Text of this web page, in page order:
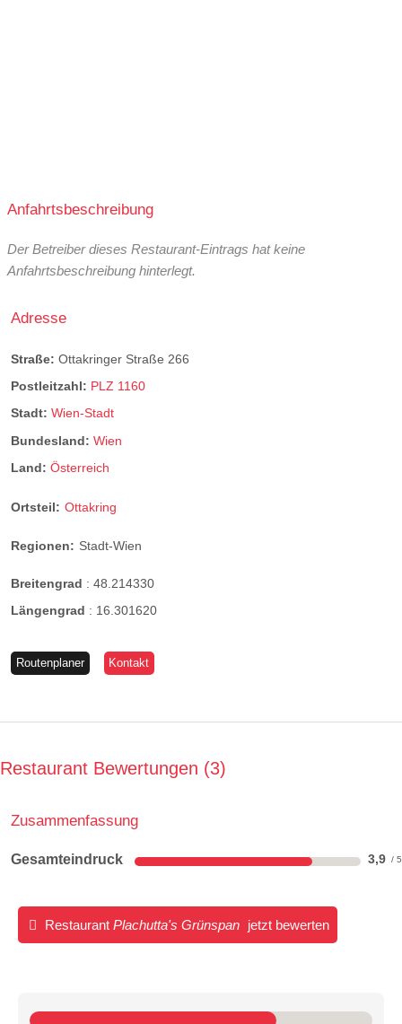
Anfahrtsbeschreibung
Der Betreiber dieses Restaurant-Eintrags hat keine
Anfahrtsbeschreibung hinterlegt.
Adresse
Straße: Ottakringer Straße 266
Postleitzahl: PLZ 1160
Stadt: Wien-Stadt
Bundesland: Wien
Land: Österreich
Ortsteil: Ottakring
Regionen: Stadt-Wien
Breitengrad : 48.214330
Längengrad : 16.301620
Routenplaner Kontakt
Restaurant Bewertungen 3
Zusammenfassung
Gesamteindruck 3,9
Restaurant Plachutta's Grünspan jetzt bewerten